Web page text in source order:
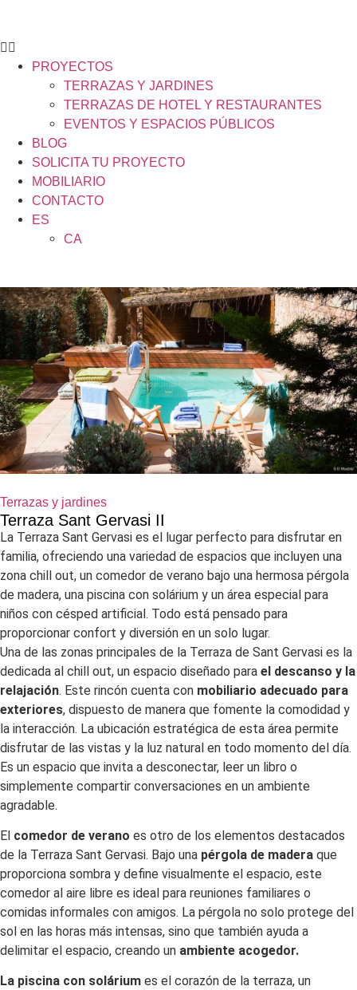
PROYECTOS
TERRAZAS Y JARDINES
TERRAZAS DE HOTEL Y RESTAURANTES
EVENTOS Y ESPACIOS PÚBLICOS
BLOG
SOLICITA TU PROYECTO
MOBILIARIO
CONTACTO
ES
CA
Terrazas y jardines
Terraza Sant Gervasi II
La Terraza Sant Gervasi es el lugar perfecto para disfrutar en
familia, ofreciendo una variedad de espacios que incluyen una
zona chill out, un comedor de verano bajo una hermosa pérgola
de madera, una piscina con solárium y un área especial para
niños con césped artificial. Todo está pensado para
proporcionar confort y diversión en un solo lugar.
Una de las zonas principales de la Terraza de Sant Gervasi es la
dedicada al chill out, un espacio diseñado para el descanso y la
relajación. Este rincón cuenta con mobiliario adecuado para
exteriores, dispuesto de manera que fomente la comodidad y
la interacción. La ubicación estratégica de esta área permite
disfrutar de las vistas y la luz natural en todo momento del día.
Es un espacio que invita a desconectar, leer un libro o
simplemente compartir conversaciones en un ambiente
agradable.
El comedor de verano es otro de los elementos destacados
de la Terraza Sant Gervasi. Bajo una pérgola de madera que
proporciona sombra y define visualmente el espacio, este
comedor al aire libre es ideal para reuniones familiares o
comidas informales con amigos. La pérgola no solo protege del
sol en las horas más intensas, sino que también ayuda a
delimitar el espacio, creando un ambiente acogedor.
La piscina con solárium es el corazón de la terraza, un